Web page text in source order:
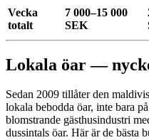
Vecka
totalt
7 000–15 000
SEK
Lokala öar —
Sedan 2009 tillåter den
lokala bebodda öar, inte bara
blomstrande gästhusindustri
dussintals öar. Här är de bästa